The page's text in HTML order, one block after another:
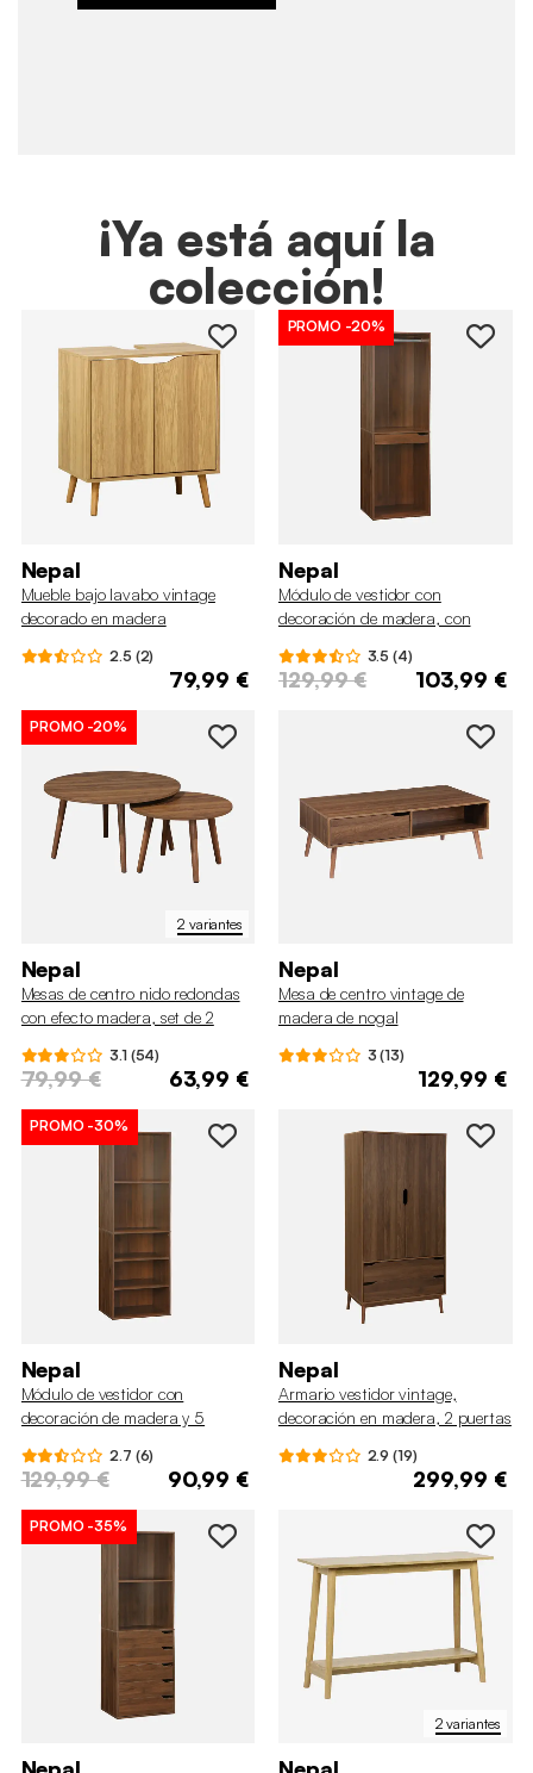
¡Ya está aquí la
colección!
Nepal
Mueble bajo lavabo vintage
decorado en madera
2.5 (2)
79,99 €
PROMO -20%
Nepal
Módulo de vestidor con
decoración de madera, con
pantalones 3.5 (4)
129,99 € 103,99 €
2 variantes
PROMO-20%
Nepal
Mesas de centro nido redondas
con efecto madera, set de 2
3.1 (54)
79,99 € 63,99 €
Nepal
Mesa de centro vintage de
madera de nogal
3 (13)
129,99 €
PROMO-30%
Nepal
Módulo de vestidor con
decoración de madera y 5
2.7 (6)
129,99 € 90,99 €
Nepal
Armario vestidor vintage,
decoración en madera, 2 puertas
2.9 (19)
299,99 €
PROMO-35%
2 variantes